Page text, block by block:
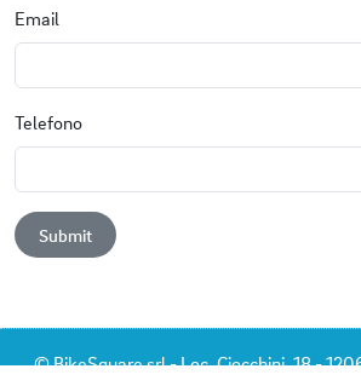
Email
Telefono
Submit
© BikeSquare srl - Loc. Ciocchini, 18 -